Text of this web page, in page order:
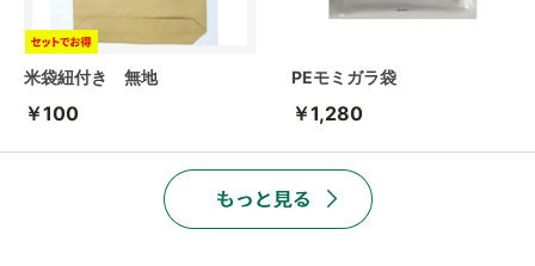
米袋紐付き 無地
￥100
PEモミガラ袋
￥1,280